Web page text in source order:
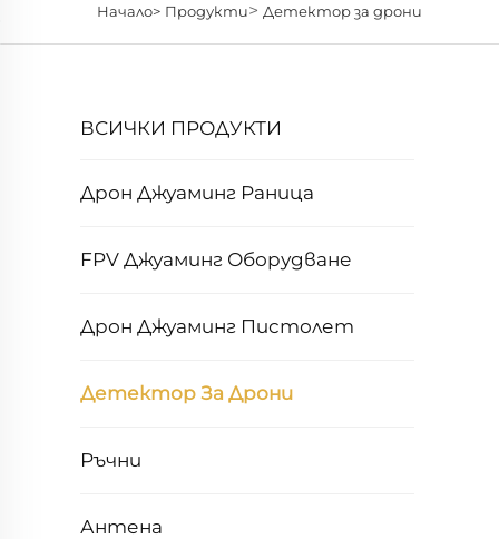
Начало> Продукти> Детектор за дрони
ВСИЧКИ ПРОДУКТИ
Дрон Джуаминг Раница
FPV Джуаминг Оборудване
Дрон Джуаминг Пистолет
Детектор За Дрони
Ръчни
Антена